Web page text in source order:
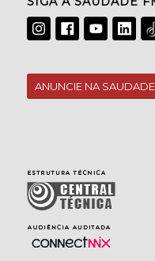
ANUNCIE NA SAUDADE